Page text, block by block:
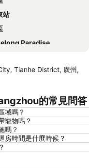
站
Paradise
South Railway Station
conference and exhibition center
Tianhe District, 廣州,
的常見問答
域嗎？
寵物嗎？
嗎？
房時間是什麼時候？